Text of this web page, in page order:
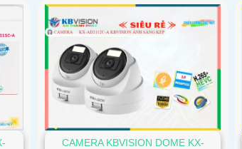
CAMERA KBVISION DOME KX-